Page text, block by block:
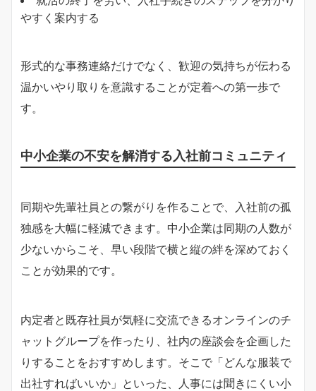
やすく案内する
形式的な事務連絡だけでなく、歓迎の気持ちが伝わる
温かいやり取りを意識することが定着への第一歩で
す。
中小企業の不安を解消する入社前コミュニティ
同期や先輩社員との繋がりを作ることで、入社前の孤
独感を大幅に軽減できます。中小企業は同期の人数が
少ないからこそ、早い段階で横と縦の絆を深めておく
ことが効果的です。
内定者と既存社員が気軽に交流できるオンラインのチ
ャットグループを作ったり、社内の座談会を企画した
りすることをおすすめします。そこで「どんな服装で
出社すればいいか」といった、人事には聞きにくい小